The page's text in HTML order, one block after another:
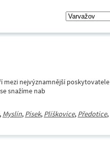
mezi nejvýznamnější poskytovatele
snažíme nab
, Myslín, Písek, Plíškovice, Předotice,